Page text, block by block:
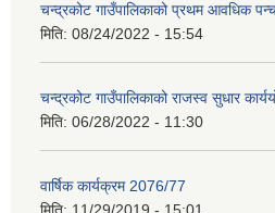
चन्द्रकोट गाउँपालिकाको प्रथम आवधिक
मिति: 08/24/2022 - 15:54
चन्द्रकोट गाउँपालिकाको राजस्व सुधार
मिति: 06/28/2022 - 11:30
वार्षिक कार्यक्रम 2076/77